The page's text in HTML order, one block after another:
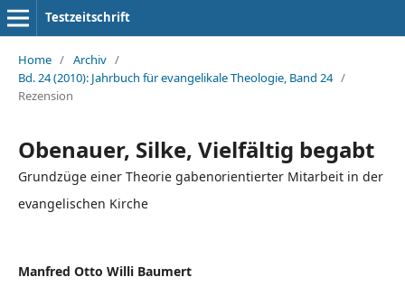
Testzeitschrift
Home / Archiv /
Bd. 24 (2010): Jahrbuch für evangelikale Theologie, Band 24 /
Rezension
Obenauer, Silke, Vielfältig begabt
Grundzüge einer Theorie gabenorientierter Mitarbeit in der
evangelischen Kirche
Manfred Otto Willi Baumert